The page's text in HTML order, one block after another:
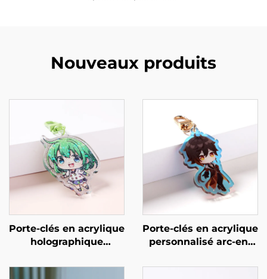
Nouveaux produits
Porte-clés en acrylique
holographique
Porte-clés en acrylique
personnalisé arc-en-